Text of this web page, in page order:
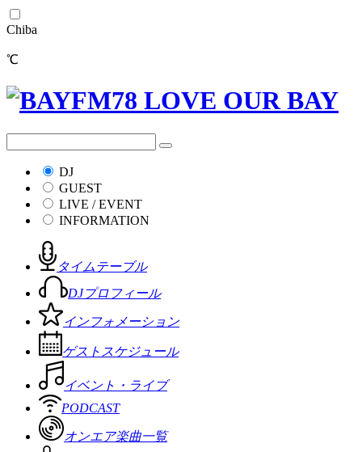
Chiba
℃
DJ
GUEST
LIVE / EVENT
INFORMATION
タイムテーブル
DJプロフィール
インフォメーション
ゲストスケジュール
イベント・ライブ
PODCAST
オンエア楽曲一覧